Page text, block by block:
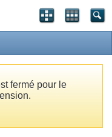
fermé pour le